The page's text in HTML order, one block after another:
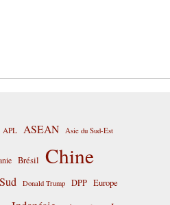
APL ASEAN Asie du Sud-Est
Brésil Chine
Donald Trump DPP Europe